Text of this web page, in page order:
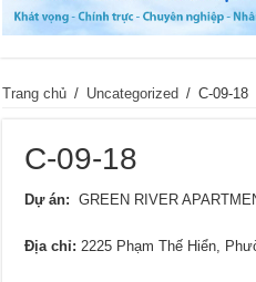
Trang chủ / Uncategorized / C-09-18
C-09-18
Dự án: GREEN RIVER
Địa chỉ: 2225 Phạm Thế Hiển,